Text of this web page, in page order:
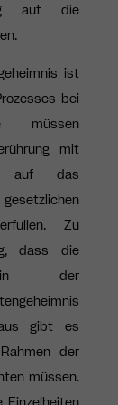
auf die
ist
bei
müssen
mit
auf das
Zu
dass die
in der
gibt es
der
müssen.